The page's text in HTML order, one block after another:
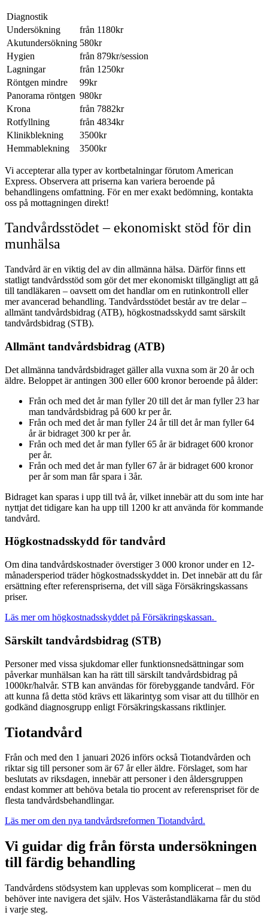
Diagnostik
Undersökning
från 1180kr
Akutundersökning 580kr
Hygien
från 879kr/session
Lagningar
från 1250kr
Röntgen mindre
99kr
Panorama röntgen 980kr
Krona
från 7882kr
Rotfyllning
från 4834kr
Klinikblekning
3500kr
Hemmablekning
3500kr
Vi accepterar alla typer av kortbetalningar förutom American
Express. Observera att priserna kan variera beroende på
behandlingens omfattning. För en mer exakt bedömning, kontakta
oss på mottagningen direkt!
Tandvårdsstödet – ekonomiskt stöd för din
munhälsa
Tandvård är en viktig del av din allmänna hälsa. Därför finns ett
statligt tandvårdsstöd som gör det mer ekonomiskt tillgängligt att gå
till tandläkaren – oavsett om det handlar om en rutinkontroll eller
mer avancerad behandling. Tandvårdsstödet består av tre delar –
allmänt tandvårdsbidrag (ATB), högkostnadsskydd samt särskilt
tandvårdsbidrag (STB).
Allmänt tandvårdsbidrag (ATB)
Det allmänna tandvårdsbidraget gäller alla vuxna som är 20 år och
äldre. Beloppet är antingen 300 eller 600 kronor beroende på ålder:
Från och med det år man fyller 20 till det år man fyller 23 har
man tandvårdsbidrag på 600 kr per år.
Från och med det år man fyller 24 år till det år man fyller 64
år är bidraget 300 kr per år.
Från och med det år man fyller 65 år är bidraget 600 kronor
per år.
Från och med det år man fyller 67 år är bidraget 600 kronor
per år som man får spara i 3år.
Bidraget kan sparas i upp till två år, vilket innebär att du som inte har
nyttjat det tidigare kan ha upp till 1200 kr att använda för kommande
tandvård.
Högkostnadsskydd för tandvård
Om dina tandvårdskostnader överstiger 3 000 kronor under en 12-
månadersperiod träder högkostnadsskyddet in. Det innebär att du får
ersättning efter referenspriserna, det vill säga Försäkringskassans
priser.
Läs mer om högkostnadsskyddet på Försäkringskassan.
Särskilt tandvårdsbidrag (STB)
Personer med vissa sjukdomar eller funktionsnedsättningar som
påverkar munhälsan kan ha rätt till särskilt tandvårdsbidrag på
1000kr/halvår. STB kan användas för förebyggande tandvård. För
att kunna få detta stöd krävs ett läkarintyg som visar att du tillhör en
godkänd diagnosgrupp enligt Försäkringskassans riktlinjer.
Tiotandvård
Från och med den 1 januari 2026 införs också Tiotandvården och
riktar sig till personer som är 67 år eller äldre. Förslaget, som har
beslutats av riksdagen, innebär att personer i den åldersgruppen
endast kommer att behöva betala tio procent av referenspriset för de
flesta tandvårdsbehandlingar.
Läs mer om den nya tandvårdsreformen Tiotandvård.
Vi guidar dig från första undersökningen
till färdig behandling
Tandvårdens stödsystem kan upplevas som komplicerat – men du
behöver inte navigera det själv. Hos Västeråstandläkarna får du stöd
i varje steg.